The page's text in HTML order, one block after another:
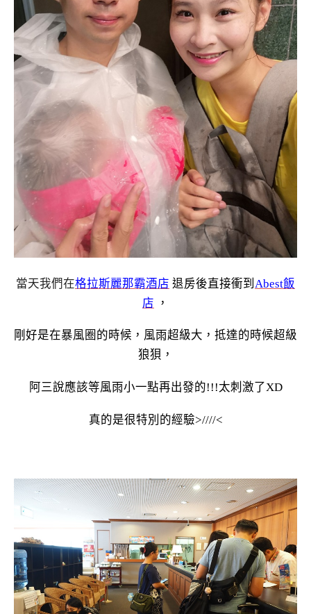
當天我們在格拉斯麗那霸酒店 退房後直接衝到 Abest飯
店 ，
剛好是在暴風圈的時候，風雨超級大，抵達的時候超級
狼狽，
阿三說應該等風雨小一點再出發的!!!太刺激了XD
真的是很特別的經驗>////<